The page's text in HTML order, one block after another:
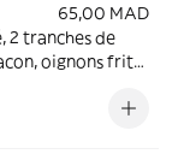
65,00 MAD
2 tranches de
oignons frits,